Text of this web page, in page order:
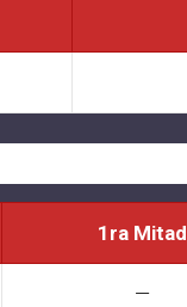
1ra Mitad
—